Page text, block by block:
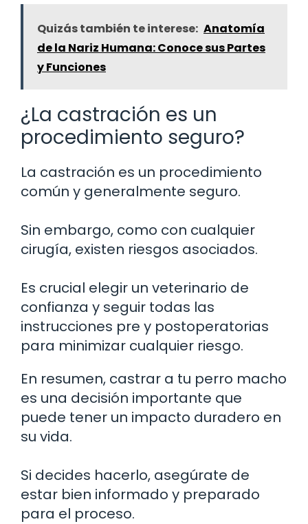
Quizás también te interese: Anatomía
de la Nariz Humana: Conoce sus Partes
y Funciones
¿La castración es un
procedimiento seguro?
La castración es un procedimiento
común y generalmente seguro.
Sin embargo, como con cualquier
cirugía, existen riesgos asociados.
Es crucial elegir un veterinario de
confianza y seguir todas las
instrucciones pre y postoperatorias
para minimizar cualquier riesgo.
En resumen, castrar a tu perro macho
es una decisión importante que
puede tener un impacto duradero en
su vida.
Si decides hacerlo, asegúrate de
estar bien informado y preparado
para el proceso.